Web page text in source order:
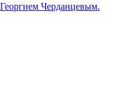
2026/27. Обзор матчей 1